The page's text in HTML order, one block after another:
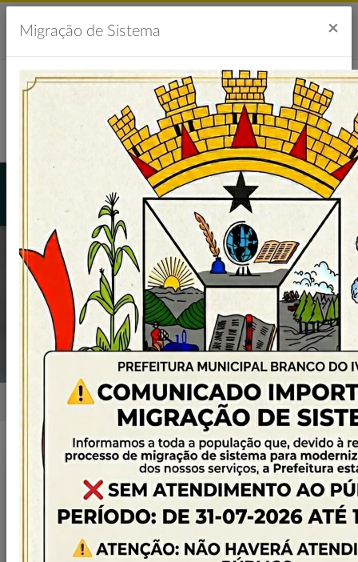
CAMPANHA DE
VACINAÇÃO 2025
Notícias
Publicado em: 01/04/2025 16:47
Migração de Sistema ×